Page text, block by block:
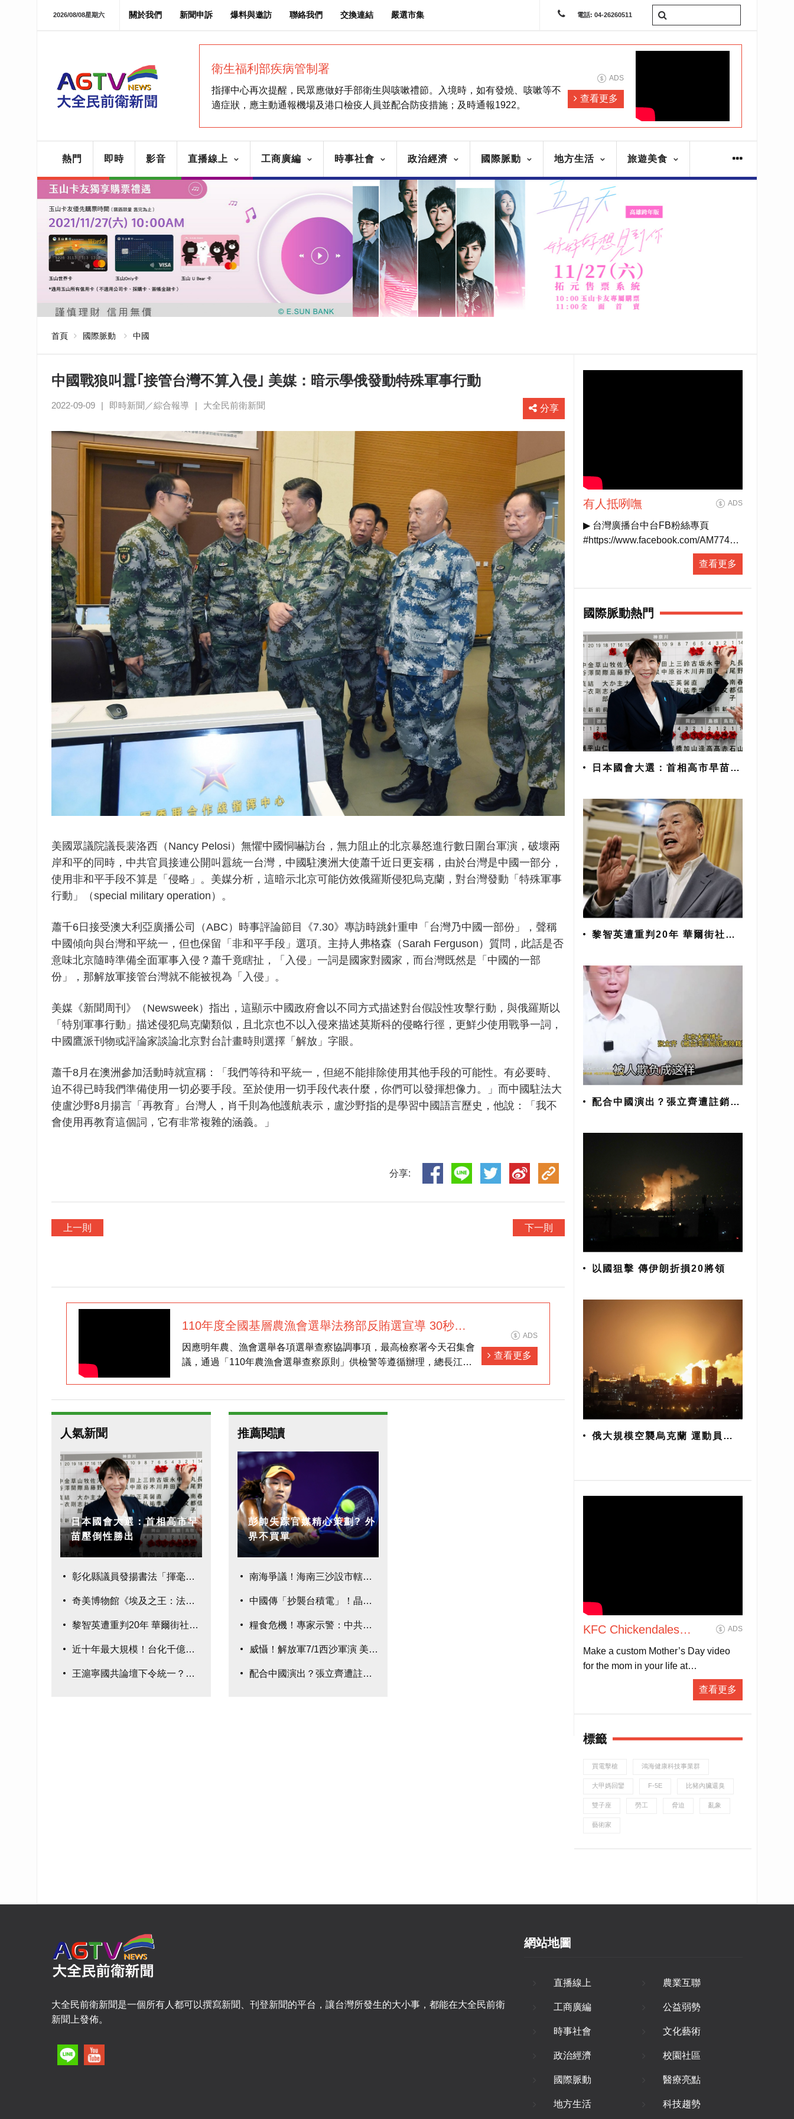
2026/08/08星期六 關於我們 新聞申訴 爆料與邀訪 聯絡我們 交換連結 嚴選市集 電話: 04-26260511
衛生福利部疾病管制署
指揮中心再次提醒，民眾應做好手部衛生與咳嗽禮節。入境時，如有發燒、咳嗽等不
適症狀，應主動通報機場及港口檢疫人員並配合防疫措施；及時通報1922。
ADS
查看更多
熱門 即時 影音 直播線上 工商廣編 時事社會 政治經濟 國際脈動 地方生活 旅遊美食
首頁 國際脈動 中國
中國戰狼叫囂｢接管台灣不算入侵｣ 美媒：暗示學俄發動特殊軍事行動
2022-09-09 | 即時新聞／綜合報導 | 大全民前衛新聞 分享
美國眾議院議長裴洛西（Nancy Pelosi）無懼中國恫嚇訪台，無力阻止的北京暴怒進行數日圍台軍演，破壞兩
岸和平的同時，中共官員接連公開叫囂統一台灣，中國駐澳洲大使蕭千近日更妄稱，由於台灣是中國一部分，
使用非和平手段不算是「侵略」。美媒分析，這暗示北京可能仿效俄羅斯侵犯烏克蘭，對台灣發動「特殊軍事
行動」（special military operation）。
蕭千6日接受澳大利亞廣播公司（ABC）時事評論節目《7.30》專訪時跳針重申「台灣乃中國一部份」，聲稱
中國傾向與台灣和平統一，但也保留「非和平手段」選項。主持人弗格森（Sarah Ferguson）質問，此話是否
意味北京隨時準備全面軍事入侵？蕭千竟瞎扯，「入侵」一詞是國家對國家，而台灣既然是「中國的一部
份」，那解放軍接管台灣就不能被視為「入侵」。
美媒《新聞周刊》（Newsweek）指出，這顯示中國政府會以不同方式描述對台假設性攻擊行動，與俄羅斯以
「特別軍事行動」描述侵犯烏克蘭類似，且北京也不以入侵來描述莫斯科的侵略行徑，更鮮少使用戰爭一詞，
中國鷹派刊物或評論家談論北京對台計畫時則選擇「解放」字眼。
蕭千8月在澳洲參加活動時就宣稱：「我們等待和平統一，但絕不能排除使用其他手段的可能性。有必要時、
迫不得已時我們準備使用一切必要手段。至於使用一切手段代表什麼，你們可以發揮想像力。」而中國駐法大
使盧沙野8月揚言「再教育」台灣人，肖千則為他護航表示，盧沙野指的是學習中國語言歷史，他說：「我不
會使用再教育這個詞，它有非常複雜的涵義。」
分享:
上一則 下一則
110年度全國基層農漁會選舉法務部反賄選宣導 30秒電
視廣告短片 國語版
因應明年農、漁會選舉各項選舉查察協調事項，最高檢察署今天召集會
議，通過「110年農漁會選舉查察原則」供檢警等遵循辦理，總長江惠
ADS
查看更多
人氣新聞
日本國會大選：首相高市早
苗壓倒性勝出
彰化縣議員發揚書法「揮毫開筆」 命理師示警：不能貼這字
奇美博物館《埃及之王：法老》280件真跡鉅獻
黎智英遭重判20年 華爾街社論:示警台灣
近十年最大規模！台化千億元聯貸案完成簽約
王滬寧國共論壇下令統一？國民黨：均屬臆測
推薦閱讀
彭帥失踪官媒精心策劃? 外
界不買單
南海爭議！海南三沙設市轄區？ 中國政府駐永興島、永暑礁
中國傳「抄襲台積電」！晶圓代工廠悄悄賣出7奈米晶片
糧食危機！專家示警：中共已大肆收購全球農地
威懾！解放軍7/1西沙軍演 美軍秒啟動雙航母作戰
配合中國演出？張立齊遭註銷台灣身分 下跪磕頭喊「對不起阿嬤」
有人抵咧嘸 ADS
▶ 台灣廣播台中台FB粉絲專頁
#https://www.facebook.com/AM774
#https://www.facebook.com/AnybodyHereA...
每週日晚上11點歡迎收聽台灣廣播
你的每星期。
#開啟直播小鈴鐺不漏掉最新消息
查看更多
國際脈動熱門
日本國會大選：首相高市早苗壓
黎智英遭重判20年 華爾街社論:
配合中國演出？張立齊遭註銷台
嬤」
以國狙擊 傳伊朗折損20將領
俄大規模空襲烏克蘭 運動員爆
KFC Chickendales
Mother’s Day
ADS
Make a custom Mother’s Day video
for the mom in your life at
CHICKENDALES.COM. Then head
on over to KFC and let the Colonel do
start
查看更多
標籤
買電擊槍 鴻海健康科技事業群
大甲媽回鑾 F-5E 比豬內臟還臭
雙子座 勞工 脅迫 亂象
藝術家
大全民前衛新聞是一個所有人都可以撰寫新聞、刊登新聞的平台，讓台灣所發生的大小事，都能在大全民前衛
新聞上發佈。
網站地圖
直播線上
工商廣編
時事社會
政治經濟
國際脈動
地方生活
農業互聯
公益弱勢
文化藝術
校園社區
醫療亮點
科技趨勢